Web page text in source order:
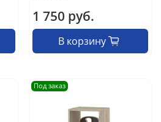
1 750 руб.
В корзину
Под заказ